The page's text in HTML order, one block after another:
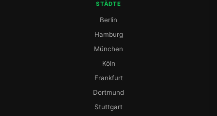
STÄDTE
Berlin
Hamburg
München
Köln
Frankfurt
Dortmund
Stuttgart